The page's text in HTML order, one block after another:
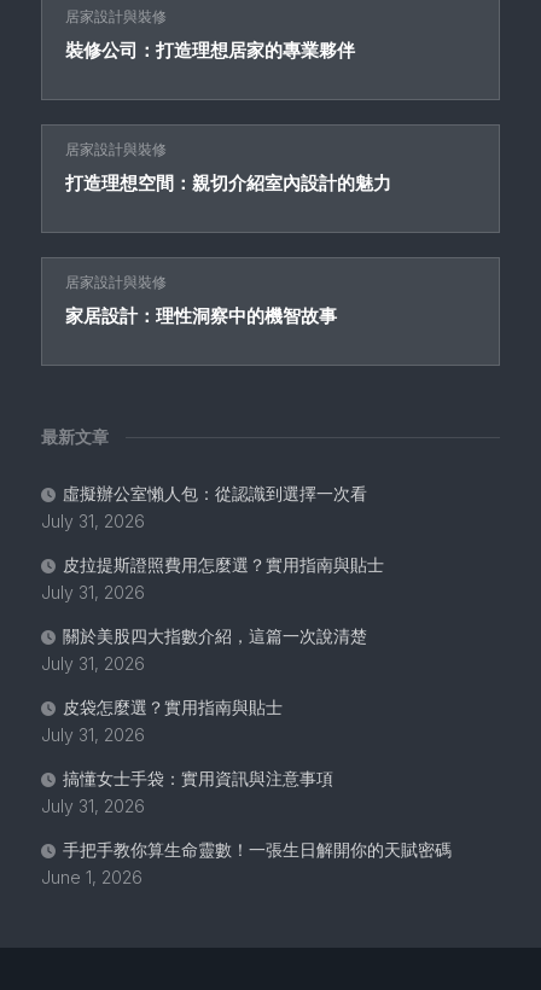
居家設計與裝修
裝修公司：打造理想居家的專業夥伴
居家設計與裝修
打造理想空間：親切介紹室內設計的魅力
居家設計與裝修
家居設計：理性洞察中的機智故事
最新文章
虛擬辦公室懶人包：從認識到選擇一次看
July 31, 2026
皮拉提斯證照費用怎麼選？實用指南與貼士
July 31, 2026
關於美股四大指數介紹，這篇一次說清楚
July 31, 2026
皮袋怎麼選？實用指南與貼士
July 31, 2026
搞懂女士手袋：實用資訊與注意事項
July 31, 2026
手把手教你算生命靈數！一張生日解開你的天賦密碼
June 1, 2026